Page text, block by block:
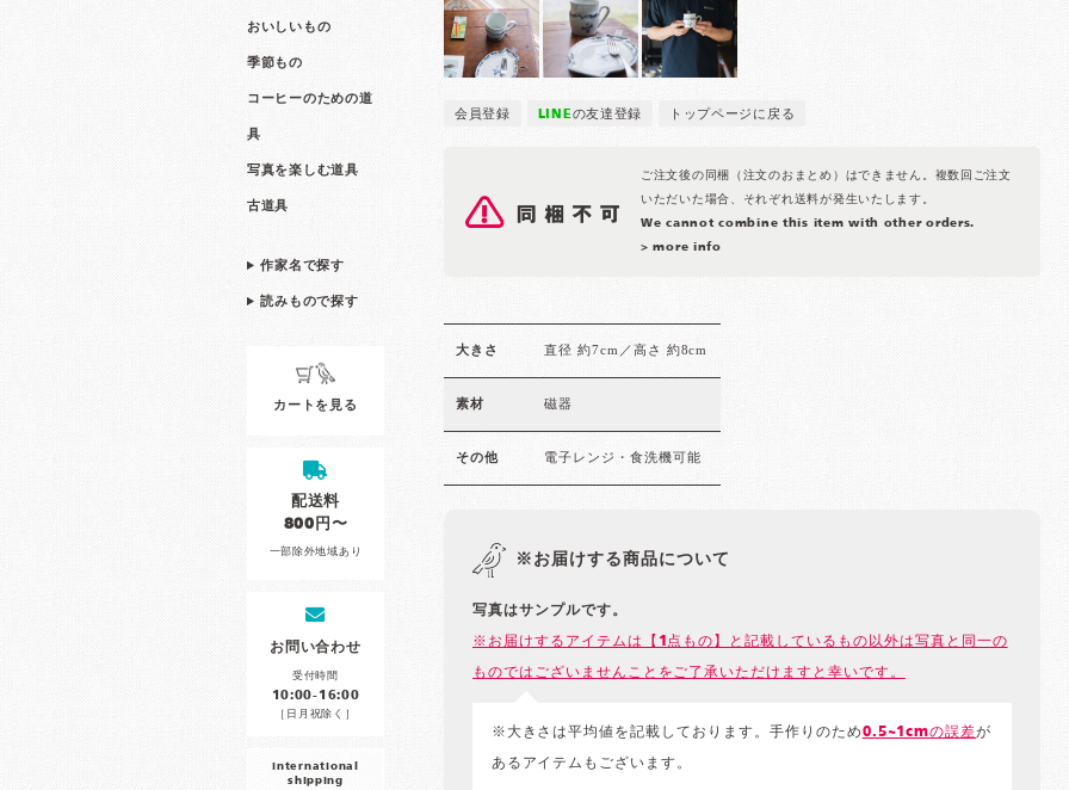
おいしいもの
季節もの
コーヒーのための道
具
写真を楽しむ道具
古道具
作家名で探す
読みもので探す
カートを見る
配送料
800円〜
一部除外地域あり
お問い合わせ
受付時間
10:00-16:00
［日月祝除く］
international
shipping
会員登録 LINEの友達登録 トップページに戻る
ご注文後の同梱（注文のおまとめ）はできません。複数回ご注文
いただいた場合、それぞれ送料が発生いたします。
We cannot combine this item with other orders.
> more info
大きさ 直径 約7cm／高さ 約8cm
素材 磁器
その他 電子レンジ・食洗機可能
※お届けする商品について
写真はサンプルです。
※お届けするアイテムは【1点もの】と記載しているもの以外は写真と同一の
ものではございませんことをご了承いただけますと幸いです。
※大きさは平均値を記載しております。手作りのため0.5~1cmの誤差が
あるアイテムもございます。